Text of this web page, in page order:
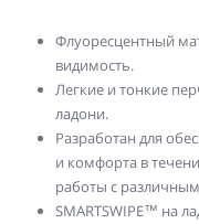
Флуоресцентный
видимость.
Легкие и тонкие
ладони.
Разработан для
и комфорта в
работы с
SMARTSWIPE™ на